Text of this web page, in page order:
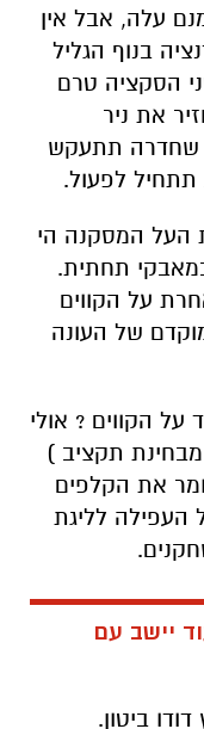
עלה, אבל אין
בנוף הגליל
הסקציה טרם
את ניר
שחדרה תתעקש
לפעול.
העל המסקנה הי
תחתית.
על הקווים
של העונה
על הקווים ? אולי
תקציב )
את הקלפים
העפילה לליגת
יישב עם
ביטון.